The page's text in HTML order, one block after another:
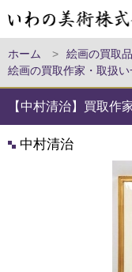
ホーム > 絵画の買取
絵画の買取作家・取扱
【中村清治】買取作
中村清治